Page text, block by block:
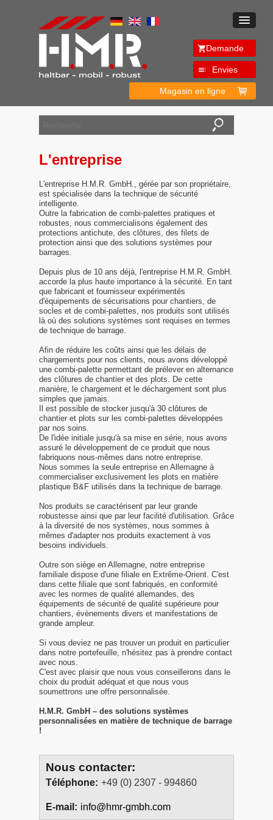
Demande
Envies
Magasin en ligne
L'entreprise
L'entreprise H.M.R. GmbH., gérée par son propriétaire,
est spécialisée dans la technique de sécurité
intelligente.
Outre la fabrication de combi-palettes pratiques et
robustes, nous commercialisons également des
protections antichute, des clôtures, des filets de
protection ainsi que des solutions systèmes pour
barrages.
Depuis plus de 10 ans déjà, l'entreprise H.M.R. GmbH.
accorde la plus haute importance à la sécurité. En tant
que fabricant et fournisseur expérimentés
d'équipements de sécurisations pour chantiers, de
socles et de combi-palettes, nos produits sont utilisés
là où des solutions systèmes sont requises en termes
de technique de barrage.
Afin de réduire les coûts ainsi que les délais de
chargements pour nos clients, nous avons développé
une combi-palette permettant de prélever en alternance
des clôtures de chantier et des plots. De cette
manière, le chargement et le déchargement sont plus
simples que jamais.
Il est possible de stocker jusqu'à 30 clôtures de
chantier et plots sur les combi-palettes développées
par nos soins.
De l'idée initiale jusqu'à sa mise en série, nous avons
assuré le développement de ce produit que nous
fabriquons nous-mêmes dans notre entreprise.
Nous sommes la seule entreprise en Allemagne à
commercialiser exclusivement les plots en matière
plastique B&F utilisés dans la technique de barrage.
Nos produits se caractérisent par leur grande
robustesse ainsi que par leur facilité d'utilisation. Grâce
à la diversité de nos systèmes, nous sommes à
mêmes d'adapter nos produits exactement à vos
besoins individuels.
Outre son siège en Allemagne, notre entreprise
familiale dispose d'une filiale en Extrême-Orient. C'est
dans cette filiale que sont fabriqués, en conformité
avec les normes de qualité allemandes, des
équipements de sécurité de qualité supérieure pour
chantiers, évènements divers et manifestations de
grande ampleur.
Si vous deviez ne pas trouver un produit en particulier
dans notre portefeuille, n'hésitez pas à prendre contact
avec nous.
C'est avec plaisir que nous vous conseillerons dans le
choix du produit adéquat et que nous vous
soumettrons une offre personnalisée.
H.M.R. GmbH – des solutions systèmes
personnalisées en matière de technique de barrage
!
Nous contacter:
Téléphone: +49 (0) 2307 - 994860
E-mail: info@hmr-gmbh.com